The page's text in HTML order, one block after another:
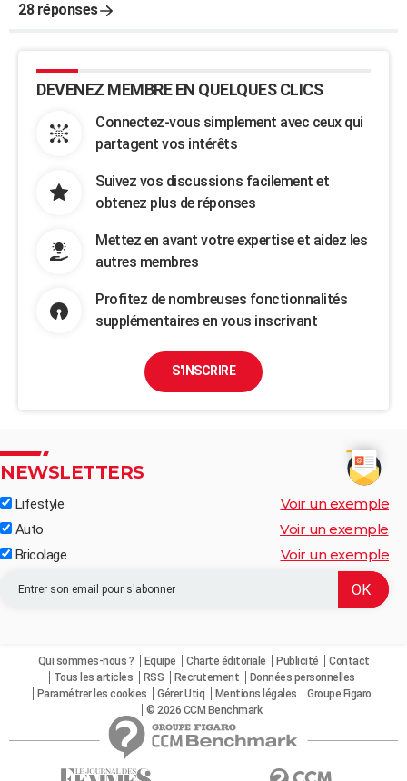
28 réponses
DEVENEZ MEMBRE EN QUELQUES CLICS
Connectez-vous simplement avec ceux qui
partagent vos intérêts
Suivez vos discussions facilement et
obtenez plus de réponses
Mettez en avant votre expertise et aidez les
autres membres
Profitez de nombreuses fonctionnalités
supplémentaires en vous inscrivant
S'INSCRIRE
NEWSLETTERS
Lifestyle Voir un exemple
Auto Voir un exemple
Bricolage Voir un exemple
Qui sommes-nous ? Equipe Charte éditoriale Publicité
Contact
Tous les articles
RSS Recrutement
Données personnelles
Paramétrer les cookies
Gérer Utiq Mentions légales
Groupe Figaro
© 2026 CCM Benchmark